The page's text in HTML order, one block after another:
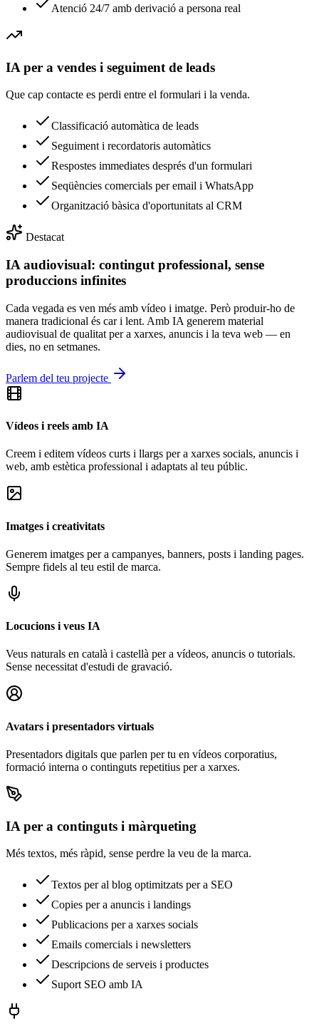
Atenció 24/7 amb derivació a persona real
IA per a vendes i seguiment de leads
Que cap contacte es perdi entre el formulari i la venda.
Classificació automàtica de leads
Seguiment i recordatoris automàtics
Respostes immediates després d'un formulari
Seqüències comercials per email i WhatsApp
Organització bàsica d'oportunitats al CRM
Destacat
IA audiovisual: contingut professional, sense
produccions infinites
Cada vegada es ven més amb vídeo i imatge. Però produir-ho de
manera tradicional és car i lent. Amb IA generem material
audiovisual de qualitat per a xarxes, anuncis i la teva web — en
dies, no en setmanes.
Parlem del teu projecte
Vídeos i reels amb IA
Creem i editem vídeos curts i llargs per a xarxes socials, anuncis i
web, amb estètica professional i adaptats al teu públic.
Imatges i creativitats
Generem imatges per a campanyes, banners, posts i landing pages.
Sempre fidels al teu estil de marca.
Locucions i veus IA
Veus naturals en català i castellà per a vídeos, anuncis o tutorials.
Sense necessitat d'estudi de gravació.
Avatars i presentadors virtuals
Presentadors digitals que parlen per tu en vídeos corporatius,
formació interna o continguts repetitius per a xarxes.
IA per a continguts i màrqueting
Més textos, més ràpid, sense perdre la veu de la marca.
Textos per al blog optimitzats per a SEO
Copies per a anuncis i landings
Publicacions per a xarxes socials
Emails comercials i newsletters
Descripcions de serveis i productes
Suport SEO amb IA